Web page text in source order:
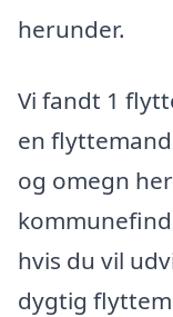
herunder.
Vi fandt 1
en
og omegn
hvis du vil
dygtig